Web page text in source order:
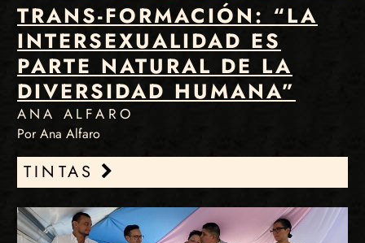
TRANS-FORMACIÓN: “LA
INTERSEXUALIDAD ES
PARTE NATURAL DE LA
DIVERSIDAD HUMANA”
ANA ALFARO
Por Ana Alfaro
TINTAS